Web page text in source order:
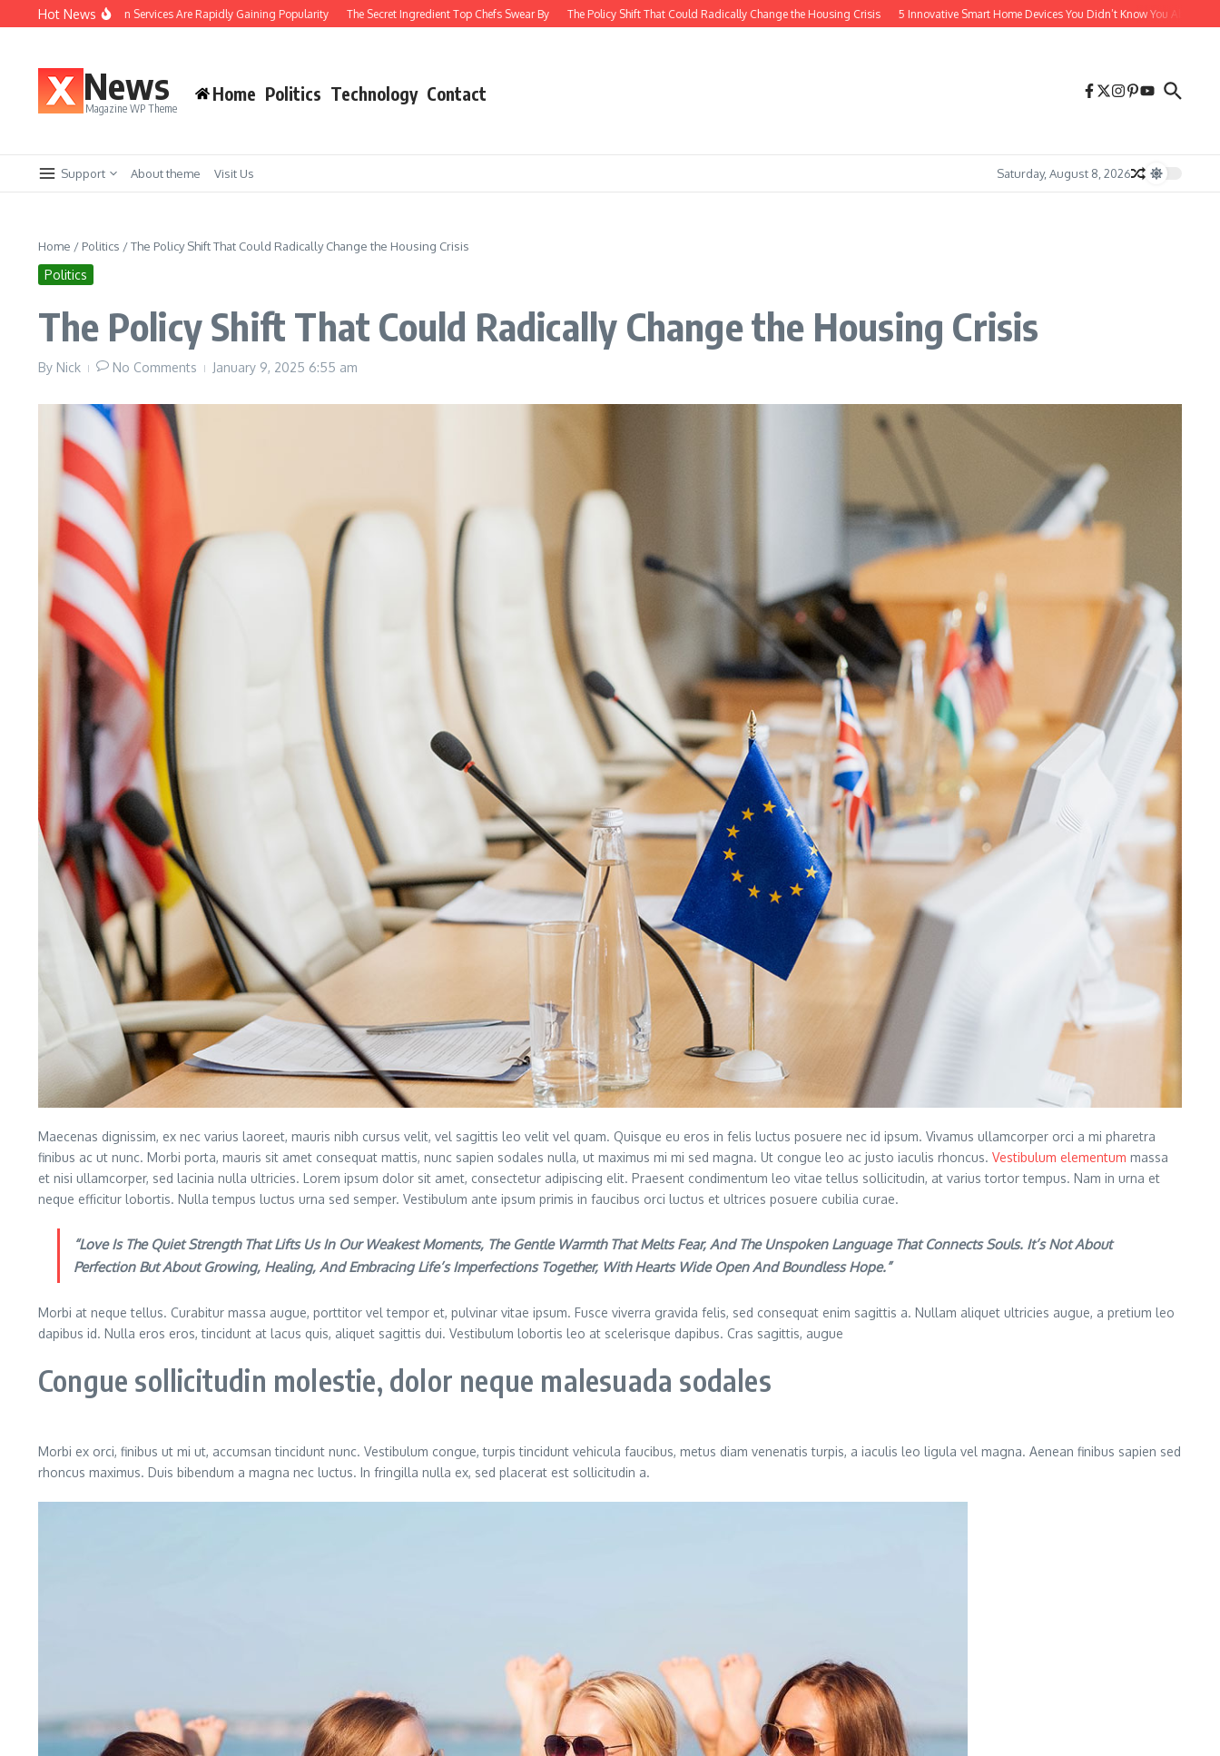
Skip to content
Hot News
Subscription Services Are Rapidly Gaining Popularity The Secret Ingredient Top Chefs Swear By The Policy Shift That Could Radically Change the Housing Crisis 5 Innovative Smart Home Devices You Didn’t Know You Absolutely Needed
News
Magazine WP Theme
Home Politics Technology Contact
Support About theme Visit Us Saturday, August 8, 2026
Home / Politics /The Policy Shift That Could Radically Change the Housing Crisis
Politics
The Policy Shift That Could Radically Change the Housing Crisis
By Nick No Comments January 9, 2025 6:55 am
Maecenas dignissim, ex nec varius laoreet, mauris nibh cursus velit, vel sagittis leo velit vel quam. Quisque eu eros in felis luctus posuere nec id ipsum. Vivamus ullamcorper orci a mi pharetra
finibus ac ut nunc. Morbi porta, mauris sit amet consequat mattis, nunc sapien sodales nulla, ut maximus mi mi sed magna. Ut congue leo ac justo iaculis rhoncus. Vestibulum elementum massa
et nisi ullamcorper, sed lacinia nulla ultricies. Lorem ipsum dolor sit amet, consectetur adipiscing elit. Praesent condimentum leo vitae tellus sollicitudin, at varius tortor tempus. Nam in urna et
neque efficitur lobortis. Nulla tempus luctus urna sed semper. Vestibulum ante ipsum primis in faucibus orci luctus et ultrices posuere cubilia curae.
“Love Is The Quiet Strength That Lifts Us In Our Weakest Moments, The Gentle Warmth That Melts Fear, And The Unspoken Language That Connects Souls. It’s Not About
Perfection But About Growing, Healing, And Embracing Life’s Imperfections Together, With Hearts Wide Open And Boundless Hope.”
Morbi at neque tellus. Curabitur massa augue, porttitor vel tempor et, pulvinar vitae ipsum. Fusce viverra gravida felis, sed consequat enim sagittis a. Nullam aliquet ultricies augue, a pretium leo
dapibus id. Nulla eros eros, tincidunt at lacus quis, aliquet sagittis dui. Vestibulum lobortis leo at scelerisque dapibus. Cras sagittis, augue
Congue sollicitudin molestie, dolor neque malesuada sodales
Morbi ex orci, finibus ut mi ut, accumsan tincidunt nunc. Vestibulum congue, turpis tincidunt vehicula faucibus, metus diam venenatis turpis, a iaculis leo ligula vel magna. Aenean finibus sapien sed
rhoncus maximus. Duis bibendum a magna nec luctus. In fringilla nulla ex, sed placerat est sollicitudin a.